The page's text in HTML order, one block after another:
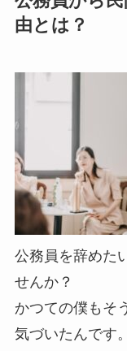
由とは？
公務員を辞めた
せんか？
かつての僕もそ
気づいたんです。